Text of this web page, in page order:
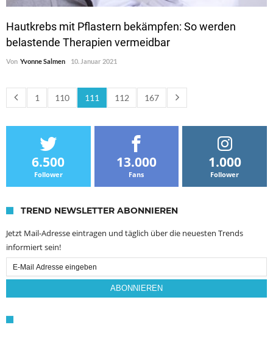
Hautkrebs mit Pflastern bekämpfen: So werden
belastende Therapien vermeidbar
Von Yvonne Salmen 10. Januar 2021
1 110 111 112 167
6.500
Follower
13.000
Fans
1.000
Follower
TREND NEWSLETTER ABONNIEREN
Jetzt Mail-Adresse eintragen und täglich über die neuesten Trends
informiert sein!
Email
Subscription
ABONNIEREN